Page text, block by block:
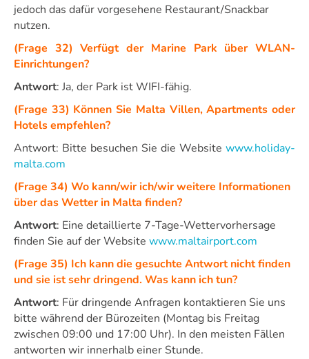
jedoch das dafür vorgesehene Restaurant/Snackbar
nutzen.
(Frage 32) Verfügt der Marine Park über WLAN-
Einrichtungen?
Antwort: Ja, der Park ist WIFI-fähig.
(Frage 33) Können Sie Malta Villen, Apartments oder
Hotels empfehlen?
Antwort: Bitte besuchen Sie die Website www.holiday-
malta.com
(Frage 34) Wo kann/wir ich/wir weitere Informationen
über das Wetter in Malta finden?
Antwort: Eine detaillierte 7-Tage-Wettervorhersage
finden Sie auf der Website www.maltairport.com
(Frage 35) Ich kann die gesuchte Antwort nicht finden
und sie ist sehr dringend. Was kann ich tun?
Antwort: Für dringende Anfragen kontaktieren Sie uns
bitte während der Bürozeiten (Montag bis Freitag
zwischen 09:00 und 17:00 Uhr). In den meisten Fällen
antworten wir innerhalb einer Stunde.